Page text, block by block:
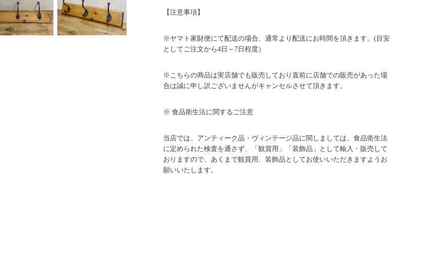
【注意事項】
※ヤマト家財便にて配送の場合、通常より配送にお時間を頂きます。(目安
としてご注文から4日～7日程度）
※こちらの商品は実店舗でも販売しており直前に店舗での販売があった場
合は誠に申し訳ございませんがキャンセルさせて頂きます。
※ 食品衛生法に関するご注意
当店では、アンティーク品・ヴィンテージ品に関しましては、食品衛生法
に定められた検査を通さず、「観賞用」「装飾品」として輸入・販売して
おりますので、あくまで観賞用、装飾品としてお使いいただきますようお
願いいたします。